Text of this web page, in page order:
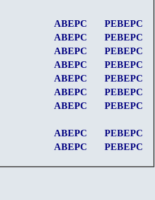
АВЕРС
РЕВЕРС
АВЕРС
РЕВЕРС
АВЕРС
РЕВЕРС
АВЕРС
РЕВЕРС
АВЕРС
РЕВЕРС
АВЕРС
РЕВЕРС
АВЕРС РЕВЕРС
АВЕРС
РЕВЕРС
АВЕРС РЕВЕРС